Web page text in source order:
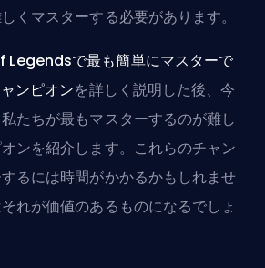
くマスターする必要があります。
Legendsで最も簡単にマスターで
ンピオンを詳しく説明した後、今
たちが最もマスターするのが難し
ンを紹介します。これらのチャン
るには時間がかかるかもしれませ
れが価値のあるものになるでしょ